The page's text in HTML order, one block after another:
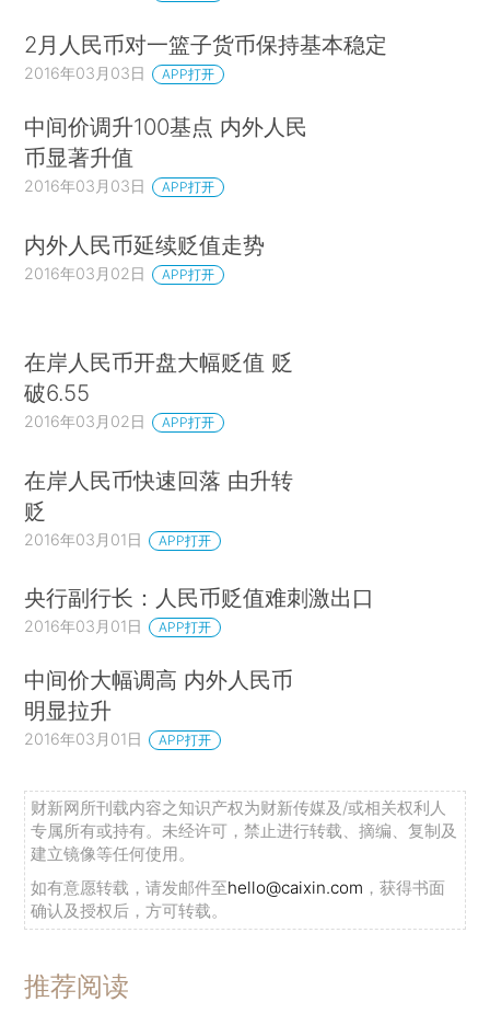
2月人民币对一篮子货币保持基本稳定
2016年03月03日 APP打开
中间价调升100基点 内外人民
币显著升值
2016年03月03日 APP打开
内外人民币延续贬值走势
2016年03月02日 APP打开
在岸人民币开盘大幅贬值 贬
破6.55
2016年03月02日 APP打开
在岸人民币快速回落 由升转
贬
2016年03月01日 APP打开
央行副行长：人民币贬值难刺激出口
2016年03月01日 APP打开
中间价大幅调高 内外人民币
明显拉升
2016年03月01日 APP打开
财新网所刊载内容之知识产权为财新传媒及/或相关权利人
专属所有或持有。未经许可，禁止进行转载、摘编、复制及
建立镜像等任何使用。
如有意愿转载，请发邮件至hello@caixin.com ，获得书面
确认及授权后，方可转载。
推荐阅读